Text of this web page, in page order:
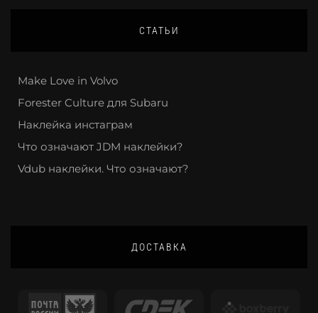
СТАТЬИ
Make Love in Volvo
Forester Culture для Subaru
Наклейка инстаграм
Что означают JDM наклейки?
Vdub наклейки. Что означают?
ДОСТАВКА